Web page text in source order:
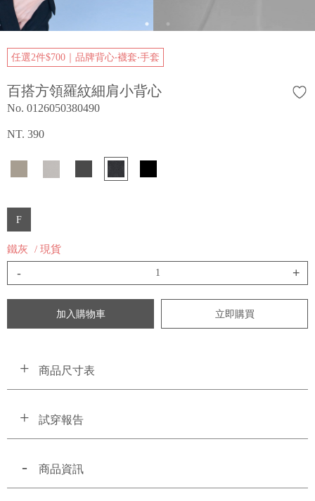
任選2件$700｜品牌背心‧襪套‧手套
百搭方領羅紋細肩小背心
No. 0126050380490
NT. 390
F
鐵灰 / 現貨
- +
加入購物車 立即購買
商品尺寸表
試穿報告
商品資訊